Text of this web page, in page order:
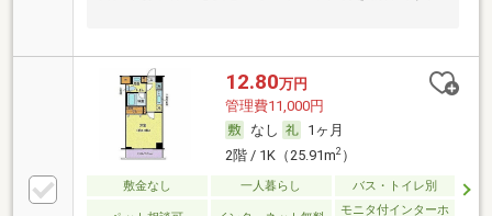
12.80万円
管理費11,000円
なし
1ヶ月
2階 / 1K（25.91m2）
敷金なし 一人暮らし バス・トイレ別
モニタ付インターホ